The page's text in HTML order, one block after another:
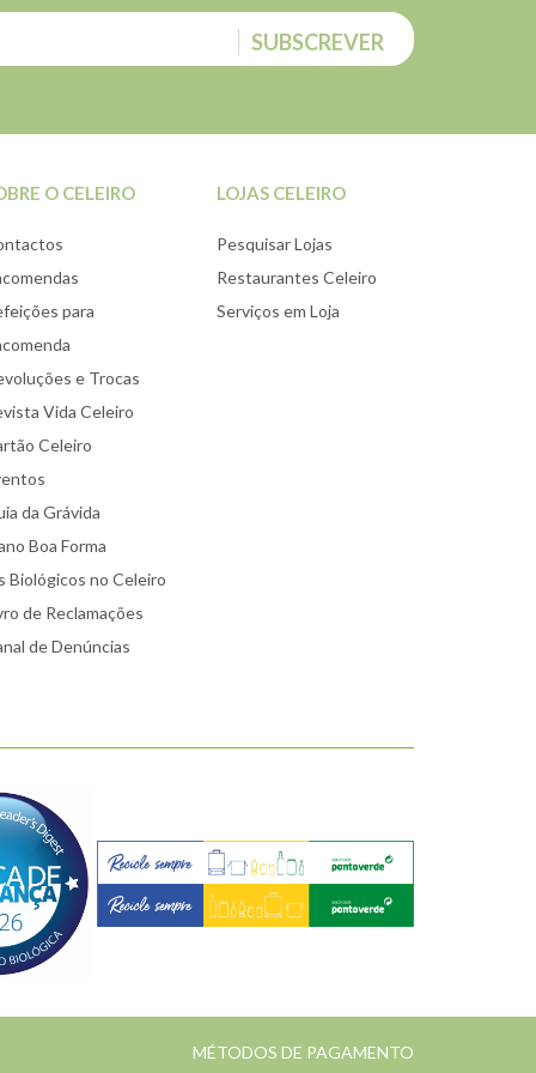
SUBSCREVER
O CELEIRO
para
e Trocas
Vida Celeiro
Celeiro
da Grávida
Boa Forma
Biológicos no Celeiro
de Reclamações
de Denúncias
LOJAS CELEIRO
Pesquisar Lojas
Restaurantes Celeiro
Serviços em Loja
MÉTODOS DE PAGAMENTO